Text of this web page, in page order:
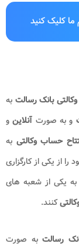
کلیک کنید
بانک رسالت به
و به صورت آنلاینو
حساب وکالتی به
را از یکی از کارگزاری
یکی از شعبه های
کنند.
رسالتبه صورت